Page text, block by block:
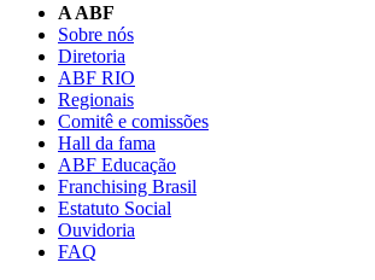
A ABF
Sobre nós
Diretoria
ABF RIO
Regionais
Comitê e comissões
Hall da fama
ABF Educação
Franchising Brasil
Estatuto Social
Ouvidoria
FAQ